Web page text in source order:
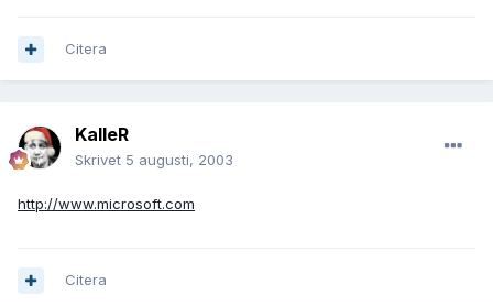
Citera
KalleR
Skrivet 5 augusti, 2003
http://www.microsoft.com
Citera